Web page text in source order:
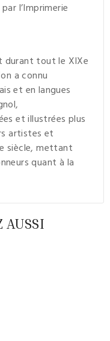
l’Imprimerie
durant tout le XIXe
a connu
et en langues
et illustrées plus
artistes et
siècle, mettant
quant à la
AUSSI